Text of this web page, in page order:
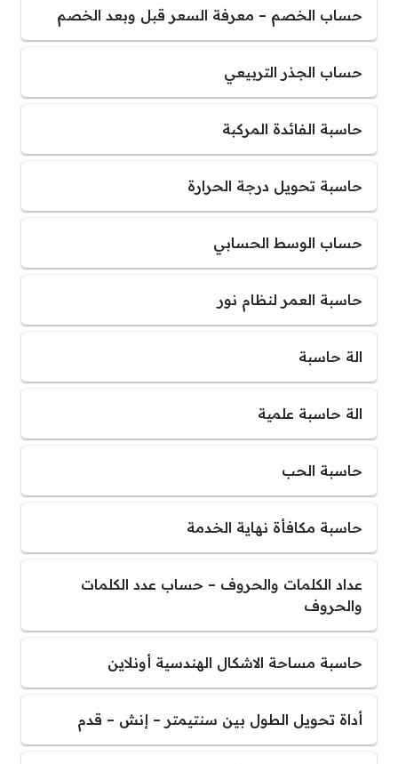
حساب الخصم – معرفة السعر قبل وبعد الخصم
حساب الجذر التربيعي
حاسبة الفائدة المركبة
حاسبة تحويل درجة الحرارة
حساب الوسط الحسابي
حاسبة العمر لنظام نور
الة حاسبة
الة حاسبة علمية
حاسبة الحب
حاسبة مكافأة نهاية الخدمة
عداد الكلمات والحروف – حساب عدد الكلمات
والحروف
حاسبة مساحة الاشكال الهندسية أونلاين
أداة تحويل الطول بين سنتيمتر – إنش – قدم